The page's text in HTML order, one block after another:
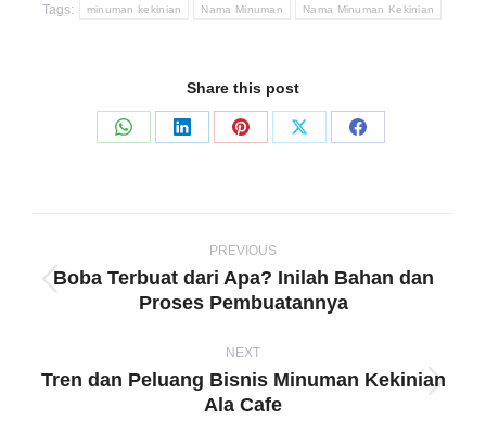
Tags: minuman kekinian Nama Minuman Nama Minuman Kekinian
Share this post
Share
Share
Share
Share
Share
navigation
PREVIOUS
Previous
Boba Terbuat dari Apa? Inilah Bahan dan
Proses Pembuatannya
NEXT
Next
Tren dan Peluang Bisnis Minuman Kekinian
Ala Cafe